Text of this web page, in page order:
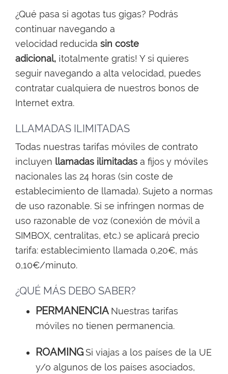
¿Qué pasa si agotas tus gigas? Podrás
continuar navegando a
velocidad reducida sin coste
adicional, ¡totalmente gratis! Y si quieres
seguir navegando a alta velocidad, puedes
contratar cualquiera de nuestros bonos de
Internet extra.
LLAMADAS ILIMITADAS
Todas nuestras tarifas móviles de contrato
incluyen llamadas ilimitadas a fijos y móviles
nacionales las 24 horas (sin coste de
establecimiento de llamada). Sujeto a normas
de uso razonable. Si se infringen normas de
uso razonable de voz (conexión de móvil a
SIMBOX, centralitas, etc.) se aplicará precio
tarifa: establecimiento llamada 0,20€, más
0,10€/minuto.
¿QUÉ MÁS DEBO SABER?
PERMANENCIA Nuestras tarifas
móviles no tienen permanencia.
ROAMINGSi viajas a los países de la UE
y/o algunos de los países asociados,